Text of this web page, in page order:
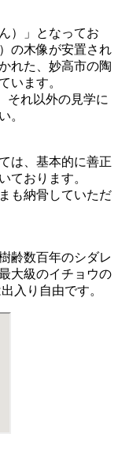
）」となってお
の木像が安置され
れた、妙高市の陶
います。
それ以外の見学に
。
は、基本的に善正
ております。
も納骨していただ
齢数百年のシダレ
大級のイチョウの
入り自由です。